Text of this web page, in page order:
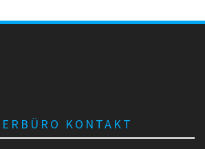
KONTAKT